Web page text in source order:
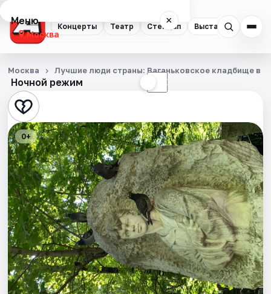
Концерты Театр Стендап Выставки
Меню ×
Москва
Концерты
Театр
Стендап
Выставки
Квесты
Экскурсии
Спорт
События
Ночной режим ☾
Москва Лучшие люди страны: Ваганьковское кладбище в
0+